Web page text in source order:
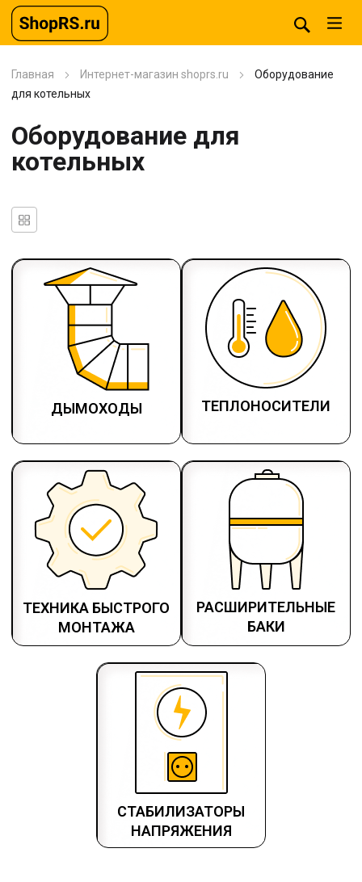
Главная Интернет-магазин shoprs.ru
Оборудование
для котельных
Оборудование для
котельных
ДЫМОХОДЫ ТЕПЛОНОСИТЕЛИ
ТЕХНИКА БЫСТРОГО
МОНТАЖА
РАСШИРИТЕЛЬНЫЕ
БАКИ
СТАБИЛИЗАТОРЫ
НАПРЯЖЕНИЯ